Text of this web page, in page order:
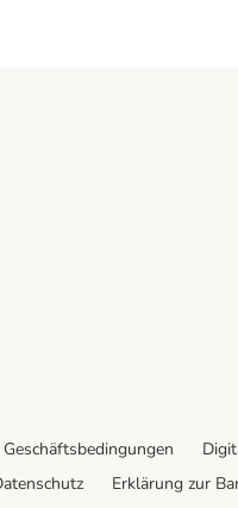
Method
Erklärung zur